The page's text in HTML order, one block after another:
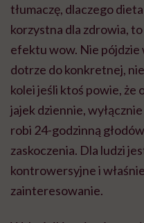
tłumaczę, dlaczego
korzystna dla zdrowia,
efektu wow. Nie pójdzie
dotrze do konkretnej,
kolei jeśli ktoś powie, że
jajek dziennie,
robi 24-godzinną
zaskoczenia. Dla ludzi
kontrowersyjne i
zainteresowanie.